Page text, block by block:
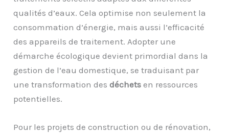
qualités d’eaux. Cela optimise non seulement la
consommation d’énergie, mais aussi l’efficacité
des appareils de traitement. Adopter une
démarche écologique devient primordial dans la
gestion de l’eau domestique, se traduisant par
une transformation desdéchets en ressources
potentielles.
Pour les projets de construction ou de rénovation,